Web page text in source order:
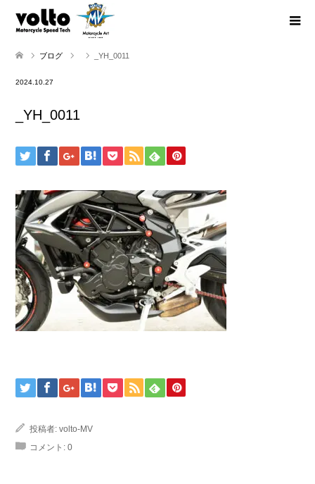
ブログ _YH_0011
2024.10.27
_YH_0011
投稿者: volto-MV
コメント: 0